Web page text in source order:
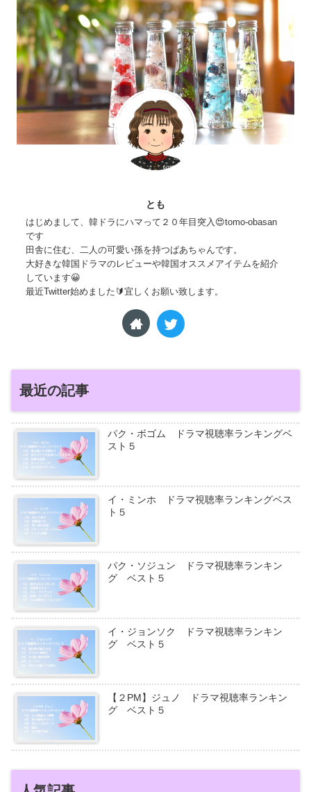
とも
はじめまして、韓ドラにハマって２０年目突入😍tomo-obasan
です
田舎に住む、二人の可愛い孫を持つばあちゃんです。
大好きな韓国ドラマのレビューや韓国オススメアイテムを紹介
しています😀
最近Twitter始めました🔰宜しくお願い致します。
最近の記事
パク・ボゴム ドラマ視聴率ランキングベ
スト５
イ・ミンホ ドラマ視聴率ランキングベス
ト５
パク・ソジュン ドラマ視聴率ランキン
グ ベスト５
イ・ジョンソク ドラマ視聴率ランキン
グ ベスト５
【２PM】ジュノ ドラマ視聴率ランキン
グ ベスト５